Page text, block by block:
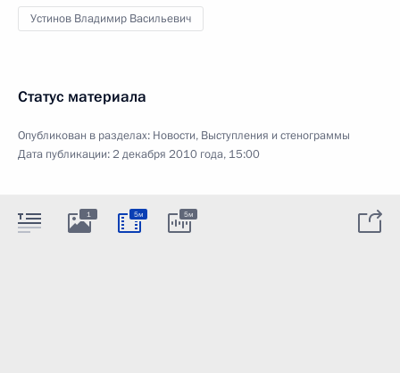
Устинов Владимир Васильевич
Статус материала
Опубликован в разделах: Новости, Выступления и стенограммы
Дата публикации:2 декабря 2010 года, 15:00
1 5м 5м